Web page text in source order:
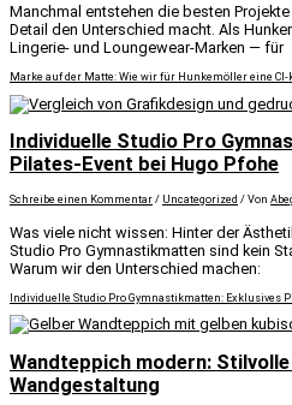
Manchmal entstehen die besten
Detail den Unterschied macht. Als
Lingerie- und Loungewear-Marken — für
Marke auf der Matte: Wie wir für Hunkemöller eine
Individuelle Studio Pro
Pilates-Event bei Hugo Pfohe
Schreibe einen Kommentar / Uncategorized / Von
Was viele nicht wissen: Hinter der
Studio Pro Gymnastikmatten sind kein
Warum wir den Unterschied machen:
Individuelle Studio Pro Gymnastikmatten: Exklusives
Wandteppich modern:
Wandgestaltung